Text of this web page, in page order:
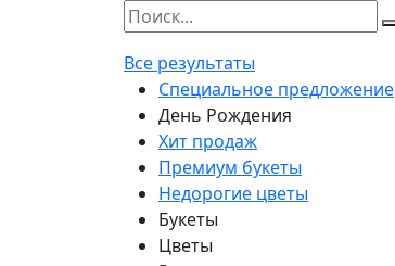
Все результаты
Специальное предложение
День Рождения
Хит продаж
Премиум букеты
Недорогие цветы
Букеты
Цветы